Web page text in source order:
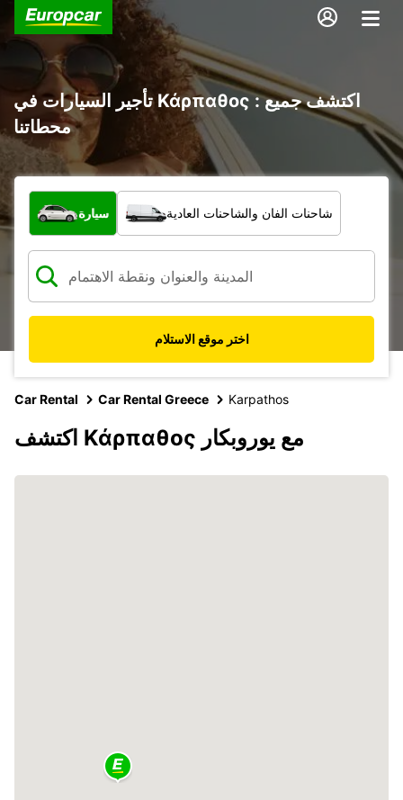
تأجير السيارات في Κάρπαθος : اكتشف جميع
محطاتنا
ما نوع المركبة؟
سيارة شاحنات الفان والشاحنات العادية
اختر موقع الاستلام
Car Rental Car Rental Greece Karpathos
اكتشف Κάρπαθος مع يوروبكار